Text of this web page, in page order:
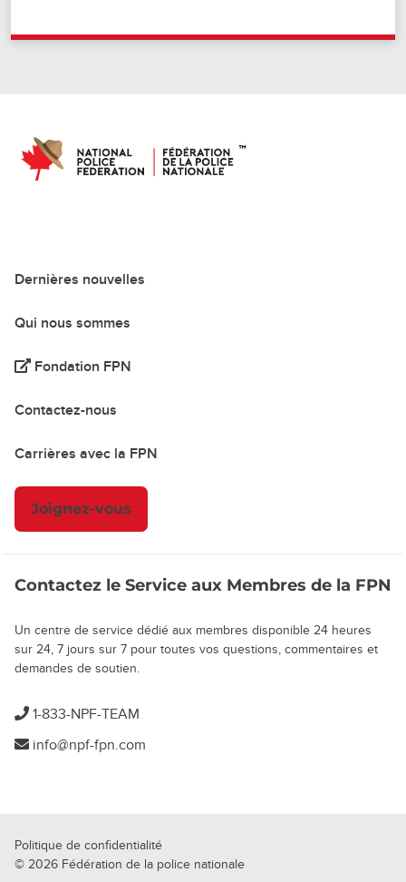
Dernières nouvelles
Qui nous sommes
Fondation FPN
Contactez-nous
Carrières avec la FPN
Joignez-vous
Contactez le Service aux Membres de la FPN
Un centre de service dédié aux membres disponible 24 heures
sur 24, 7 jours sur 7 pour toutes vos questions, commentaires et
demandes de soutien.
1-833-NPF-TEAM
info@npf-fpn.com
Politique de confidentialité
© 2026 Fédération de la police nationale